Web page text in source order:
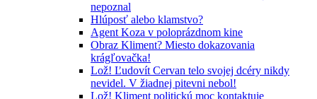
nepoznal
Hlúposť alebo klamstvo?
Agent Koza v poloprázdnom kine
Obraz Kliment? Miesto dokazovania
krágľovačka!
Lož! Ľudovít Cervan telo svojej dcéry nikdy
nevidel. V žiadnej pitevni nebol!
Lož! Kliment politickú moc kontaktuje